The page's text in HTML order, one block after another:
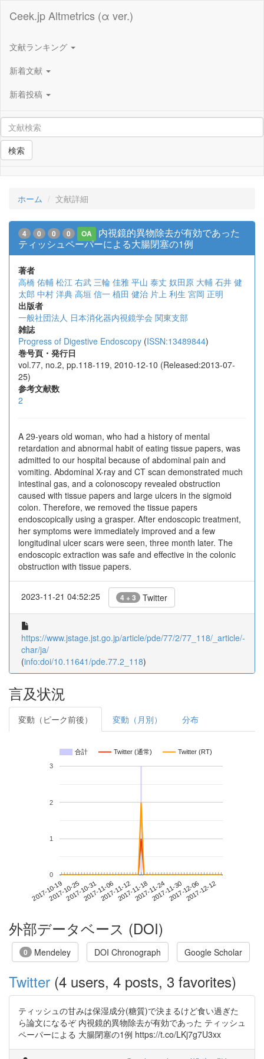
Ceek.jp Altmetrics (α ver.)
文献ランキング
新着文献
新着投稿
検索
ホーム 文献詳細
4 0 0 0 OA
内視鏡的異物除去が有効であった
ティッシュペーパーによる大腸閉塞の1例
著者
高橋 佑輔 松江 右武 三輪 佳雅 平山 泰丈 奴田原 大輔 石井 健
太郎 中村 洋典 高垣 信一 植田 健治 片上 利生 宮岡 正明
出版者
一般社団法人 日本消化器内視鏡学会 関東支部
雑誌
Progress of Digestive Endoscopy (ISSN:13489844)
巻号頁・発行日
vol.77, no.2, pp.118-119, 2010-12-10 (Released:2013-07-
25)
参考文献数
2
A 29-years old woman, who had a history of mental
retardation and abnormal habit of eating tissue papers, was
admitted to our hospital because of abdominal pain and
vomiting. Abdominal X-ray and CT scan demonstrated much
intestinal gas, and a colonoscopy revealed obstruction
caused with tissue papers and large ulcers in the sigmoid
colon. Therefore, we removed the tissue papers
endoscopically using a grasper. After endoscopic treatment,
her symptoms were immediately improved and a few
longitudinal ulcer scars were seen, three month later. The
endoscopic extraction was safe and effective in the colonic
obstruction with tissue papers.
2023-11-21 04:52:25 4 + 3 Twitter
https://www.jstage.jst.go.jp/article/pde/77/2/77_118/_article/-
char/ja/
(info:doi/10.11641/pde.77.2_118)
言及状況
変動（ピーク前後） 変動（月別） 分布
合計 Twitter (通常) Twitter (RT)
2017-10-192017-10-252017-10-312017-11-062017-11-122017-11-182017-11-242017-11-302017-12-062017-12-12
0
1
2
3
外部データベース (DOI)
0 Mendeley DOI Chronograph Google Scholar
Twitter (4 users, 4 posts, 3 favorites)
ティッシュの甘みは保湿成分(糖質)で決まるけど食い過ぎた
ら論文になるぞ 内視鏡的異物除去が有効であった ティッシュ
ペーパーによる 大腸閉塞の1例 https://t.co/LKj7g7U3xx